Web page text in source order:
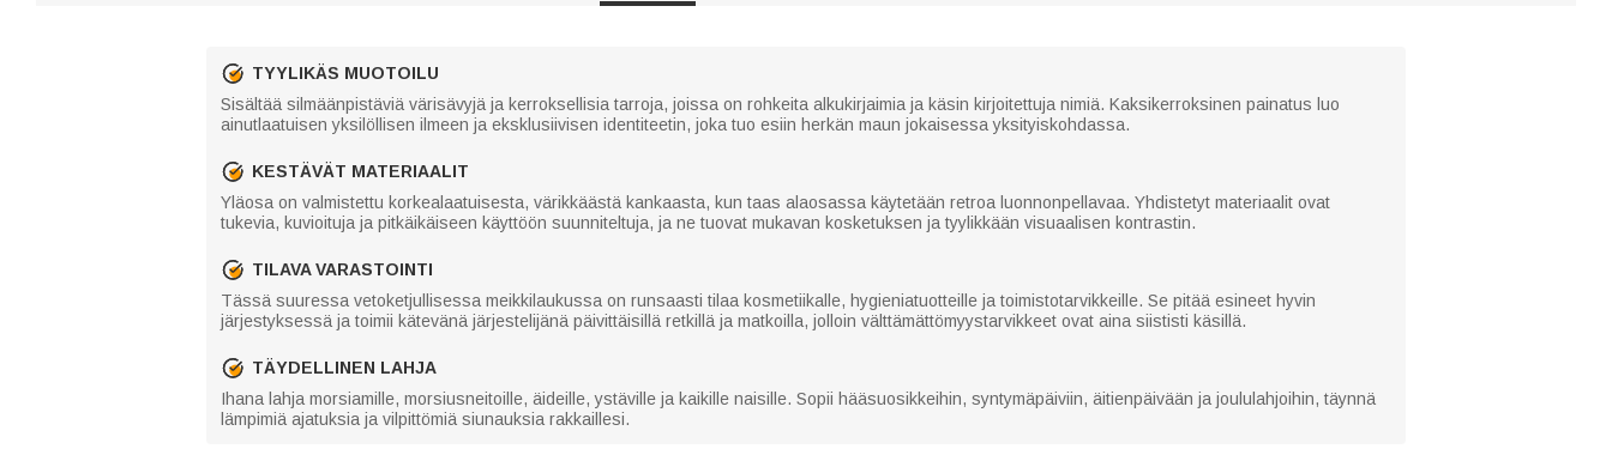
TYYLIKÄS MUOTOILU
Sisältää silmäänpistäviä värisävyjä ja kerroksellisia tarroja, joissa on rohkeita alkukirjaimia ja käsin kirjoitettuja nimiä. Kaksikerroksinen painatus luo
ainutlaatuisen yksilöllisen ilmeen ja eksklusiivisen identiteetin, joka tuo esiin herkän maun jokaisessa yksityiskohdassa.
KESTÄVÄT MATERIAALIT
Yläosa on valmistettu korkealaatuisesta, värikkäästä kankaasta, kun taas alaosassa käytetään retroa luonnonpellavaa. Yhdistetyt materiaalit ovat
tukevia, kuvioituja ja pitkäikäiseen käyttöön suunniteltuja, ja ne tuovat mukavan kosketuksen ja tyylikkään visuaalisen kontrastin.
TILAVA VARASTOINTI
Tässä suuressa vetoketjullisessa meikkilaukussa on runsaasti tilaa kosmetiikalle, hygieniatuotteille ja toimistotarvikkeille. Se pitää esineet hyvin
järjestyksessä ja toimii kätevänä järjestelijänä päivittäisillä retkillä ja matkoilla, jolloin välttämättömyystarvikkeet ovat aina siististi käsillä.
TÄYDELLINEN LAHJA
Ihana lahja morsiamille, morsiusneitoille, äideille, ystäville ja kaikille naisille. Sopii hääsuosikkeihin, syntymäpäiviin, äitienpäivään ja joululahjoihin, täynnä
lämpimiä ajatuksia ja vilpittömiä siunauksia rakkaillesi.